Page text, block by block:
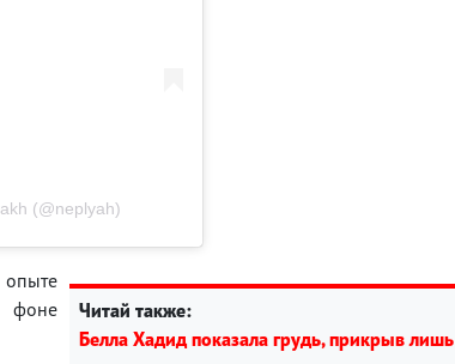
(@neplyah)
Читай также:
Белла Хадид показала грудь, прикрыв лишь